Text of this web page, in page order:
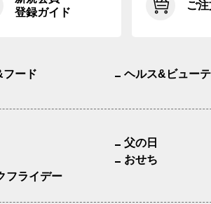
登録ガイド
ご
フード ヘルス&ビュー
父の日
おせち
フライデー